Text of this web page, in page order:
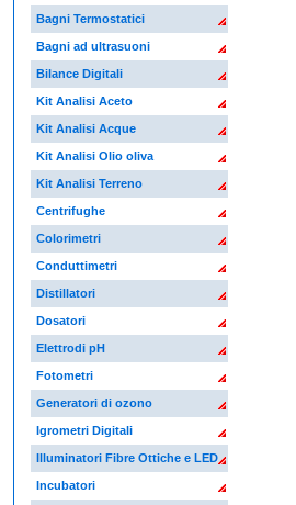
Bagni Termostatici
Bagni ad ultrasuoni
Bilance Digitali
Kit Analisi Aceto
Kit Analisi Acque
Kit Analisi Olio oliva
Kit Analisi Terreno
Centrifughe
Colorimetri
Conduttimetri
Distillatori
Dosatori
Elettrodi pH
Fotometri
Generatori di ozono
Igrometri Digitali
Illuminatori Fibre Ottiche e LED
Incubatori